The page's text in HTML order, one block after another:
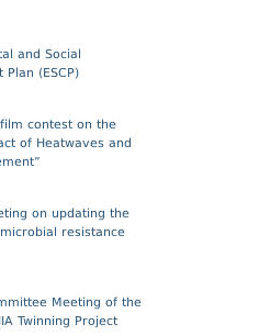
and Social
(ESCP)
contest on the
of Heatwaves and
on updating the
resistance
Meeting of the
Twinning Project